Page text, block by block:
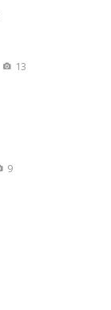
13
9